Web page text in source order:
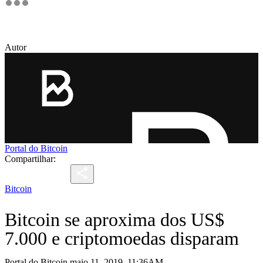
Autor
Portal do Bitcoin
Compartilhar:
Bitcoin
Bitcoin se aproxima dos US$
7.000 e criptomoedas disparam